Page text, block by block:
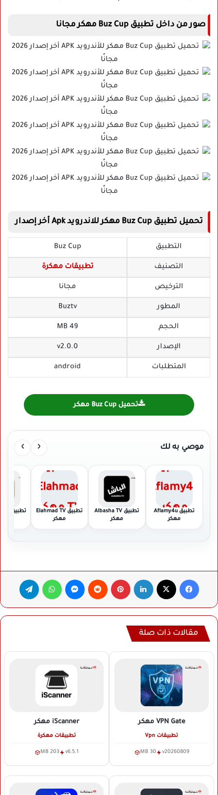
صور من داخل تطبيق Buz Cup مهكر مجانا
تحميل تطبيق Buz Cup مهكر للاندرويد Apk أخر إصدار
التطبيق Buz Cup
التصنيف تطبيقات مهكرة
الترخيص مجانا
المطور Buztv
الحجم 49 MB
الإصدار v2.0.0
المتطلبات android
تحميل Buz Cup مهكر
موصي به لك ‹
›
تطبيق Aflamy4u
مهكر
تطبيق Albasha TV
مهكر
تطبيق Elahmad TV
مهكر
تطبيق RBTV77 مهكر
فيسبوك لينكدإن بينتيريست ماسنجر واتساب
مقالات ذات صلة
VPN Gate مهكر
تطبيقات Vpn
v20260809
30 MB
iScanner مهكر
تطبيقات مهكرة
v6.5.1
203 MB